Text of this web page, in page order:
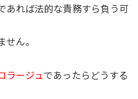
あれば法的な責務すら負う可
ん。
ラージュであったらどうする